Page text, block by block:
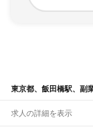
東京都、飯田橋駅、副
求人の詳細を表示